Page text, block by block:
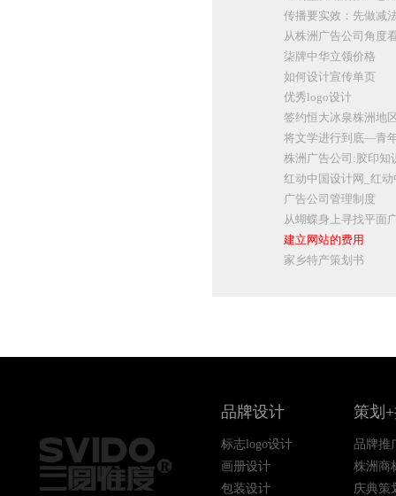
传播要实效：先做减
从株洲广告公司角度
柒牌中华立领价格
如何设计宣传单页
优秀logo设计
签约恒大冰泉株洲地
将文学进行到底—青
株洲广告公司:胶印知
红动中国设计网_红
广告公司管理制度
从蝴蝶身上寻找平面
建立网站的费用
家乡特产策划书
品牌设计
标志logo设计
画册设计
包装设计
策划
品牌推
株洲商
庆典策